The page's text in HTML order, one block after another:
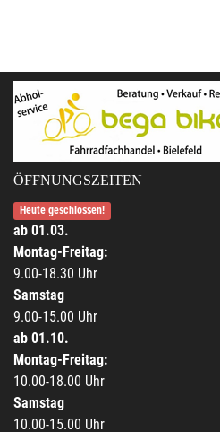
ÖFFNUNGSZEITEN
Heute geschlossen!
ab 01.03.
Montag-Freitag:
9.00-18.30 Uhr
Samstag
9.00-15.00 Uhr
ab 01.10.
Montag-Freitag:
10.00-18.00 Uhr
Samstag
10.00-15.00 Uhr